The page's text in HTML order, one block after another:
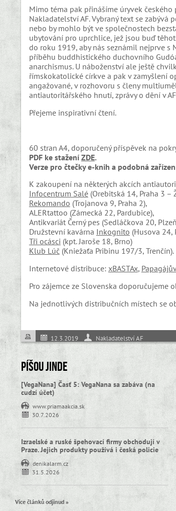
Mimo téma pak přinášíme úryvek
Nakladatelství AF. Vybraný text se
nebo by mohlo být ve společnostech
ubytování pro uprchlice, jež jsou buď
do roku 1919, aby nás seznámil nejprve s
příběhu buddhistického duchovního
anarchismus. U náboženství ale ještě
římskokatolické církve a pak v zamyšlení
angažované, v rozhovoru s členy
antiautoritářského hnutí, zprávy o dění v
Přejeme inspirativní čtení.
60 stran A4, doporučený příspěvek na
PDF ke stažení ZDE.
Verze pro čtečky e-knih a podobná
K zakoupení na některých akcích
Infocentrum Salé(Orebitská 14, Praha 3 –
Rekomando (Trojanova 9, Praha 2),
ALERtattoo (Zámecká 22, Pardubice),
Antikvariát Černý pes (Sedláčkova 20,
Družstevní kavárna Inkognito (Husova 24,
Tři ocásci (kpt. Jaroše 18, Brno)
Klub Lúč(Kniežaťa Pribinu 197/3, Trenčín).
Internetové distribuce: xBASTAx,
Pro zájemce ze Slovenska doporučujeme
Na jednotlivých distribučních místech se
12.3.2019 Nakladatelství AF
Píšou jinde
[VegaNana] Časť 5: VegaNana sa zabáva (na
cudzí účet)
www.priamaakcia.sk
30.7.2026
Izraelské a ruské špehovací firmy obchodují v
Praze. Jejich produkty používá i česká policie
denikalarm.cz
31.5.2026
Více článků odjinud »